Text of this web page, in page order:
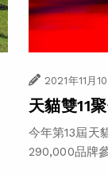
2021年11月
天貓雙11
今年第13屆天
290,000品牌